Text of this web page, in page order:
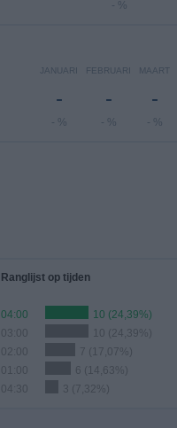
- %
JANUARI
-
- %
FEBRUARI
-
- %
MAART
-
- %
Ranglijst op tijden
04:00
10 (24,39%)
03:00
10 (24,39%)
02:00
7 (17,07%)
6 (14,63%)
04:30
3 (7,32%)